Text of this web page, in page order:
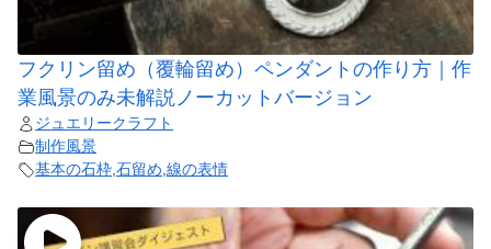
フクリン留め（覆輪留め）ペンダントの作り方｜作
業風景のみ未解説ノーカットバージョン
ジュエリークラフト
制作風景
基本の石枠,石留め,線の表情